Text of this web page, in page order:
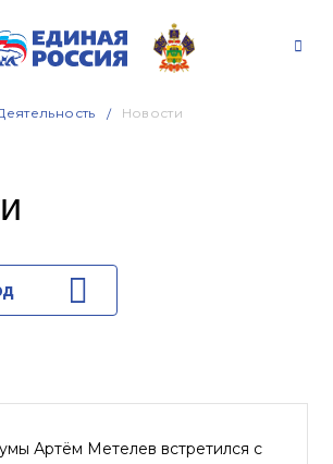
Новости
Артём Метелев встретился с